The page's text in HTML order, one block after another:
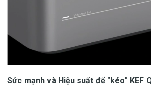
Sức mạnh và Hiệu suất để "kéo" KEF